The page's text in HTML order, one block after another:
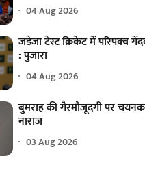
04 Aug 2026
जडेजा टेस्ट क्रिकेट में परिपक्व
: पुजारा
04 Aug 2026
बुमराह की गैरमौजूदगी पर
नाराज
03 Aug 2026